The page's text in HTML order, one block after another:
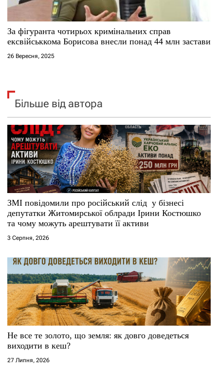
За фігуранта чотирьох кримінальних справ
ексвійськкома Борисова внесли понад 44 млн застави
26 Вересня, 2025
Більше від автора
ЗМІ повідомили про російський слід у бізнесі
депутатки Житомирської облради Ірини Костюшко
та чому можуть арештувати її активи
3 Серпня, 2026
Не все те золото, що земля: як довго доведеться
виходити в кеш?
27 Липня, 2026